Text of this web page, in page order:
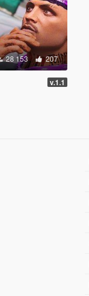
28 153 207
v.1.1